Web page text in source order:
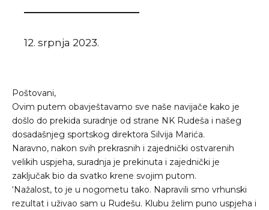
12. srpnja 2023.
Poštovani,
Ovim putem obavještavamo sve naše navijače kako je
došlo do prekida suradnje od strane NK Rudeša i našeg
dosadašnjeg sportskog direktora Silvija Marića.
Naravno, nakon svih prekrasnih i zajednički ostvarenih
velikih uspjeha, suradnja je prekinuta i zajednički je
zaključak bio da svatko krene svojim putom.
‘Nažalost, to je u nogometu tako. Napravili smo vrhunski
rezultat i uživao sam u Rudešu. Klubu želim puno uspjeha i